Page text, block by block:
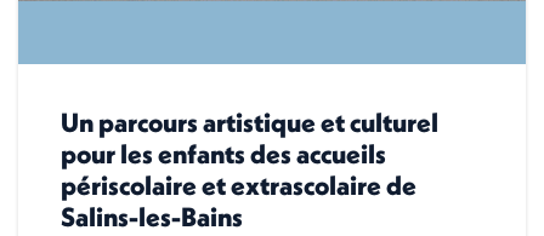
Un parcours artistique et culturel
pour les enfants des accueils
périscolaire et extrascolaire de
Salins-les-Bains